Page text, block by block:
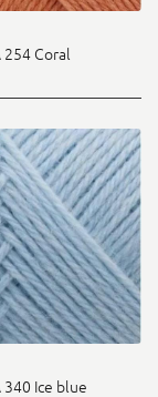
254 Coral
340 Ice blue